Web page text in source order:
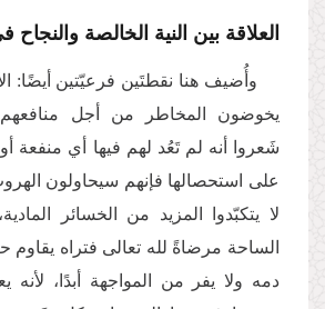
العلاقة بين النية الخالصة
وأُضيف هنا نقطتَين فرعيّتين أيضًا:
يخوضون المخاطر من أجل منافعهم
شَعروا أنه لم تَعُد لهم فيها أي منفعة
على استحصالها فإنهم سيحاولون
لا يتكبّدوا المزيد من الخسائر
الساحة مرضاةً لله تعالى فتراه
دمه ولا يفر من المواجهة أبدًا،